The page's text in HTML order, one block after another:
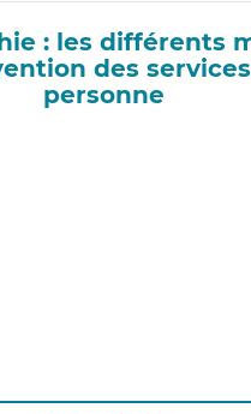
: les différents
des
personne